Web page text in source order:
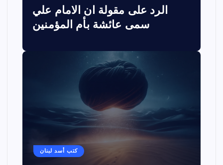
الرد على مقولة ان الامام علي
سمى عائشة بأم المؤمنين
كتب أسد لبنان